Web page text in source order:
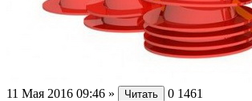
11 Мая 2016 09:46 » Читать 0 1461